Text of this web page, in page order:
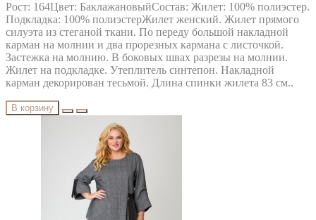
Рост: 164Цвет: БаклажановыйСостав: Жилет: 100% полиэстер.
Подкладка: 100% полиэстерЖилет женский. Жилет прямого
силуэта из стеганой ткани. По переду большой накладной
карман на молнии и два прорезных кармана с листочкой.
Застежка на молнию. В боковых швах разрезы на молнии.
Жилет на подкладке. Утеплитель синтепон. Накладной
карман декорирован тесьмой. Длина спинки жилета 83 см..
В корзину